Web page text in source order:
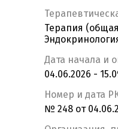
Терапия
Дата начала и
04.06.2026 -
Номер и дата
№ 248 от